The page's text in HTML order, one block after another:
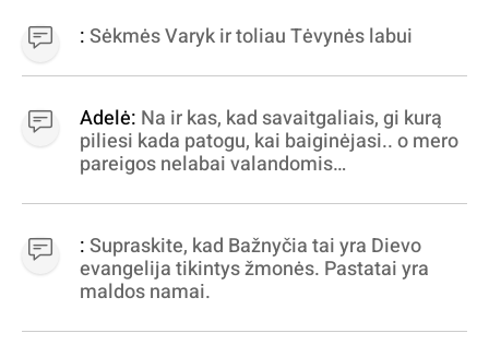
:Sėkmės Varyk ir toliau Tėvynės labui
Adelė: Na ir kas, kad savaitgaliais, gi kurą
piliesi kada patogu, kai baiginėjasi.. o mero
pareigos nelabai valandomis
virpinimas, ieškokit kur milijonus vagia
dujininkai, elektros aferistai, stadionų
statytojai Vilnuje
:Supraskite, kad Bažnyčia tai yra Dievo
evangelija tikintys žmonės. Pastatai yra
maldos namai.